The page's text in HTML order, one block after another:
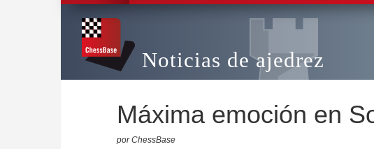
Noticias de ajedrez
Máxima emoción en
por ChessBase